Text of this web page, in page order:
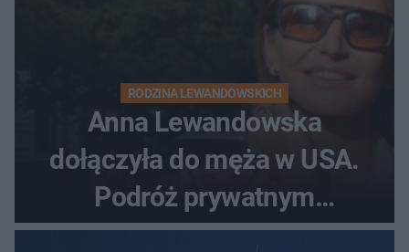
RODZINA LEWANDOWSKICH
Anna Lewandowska
dołączyła do męża w USA.
Podróż prywatnym
odrzutowcem to dopiero